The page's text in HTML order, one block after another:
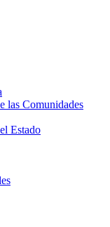
las Comunidades
Estado